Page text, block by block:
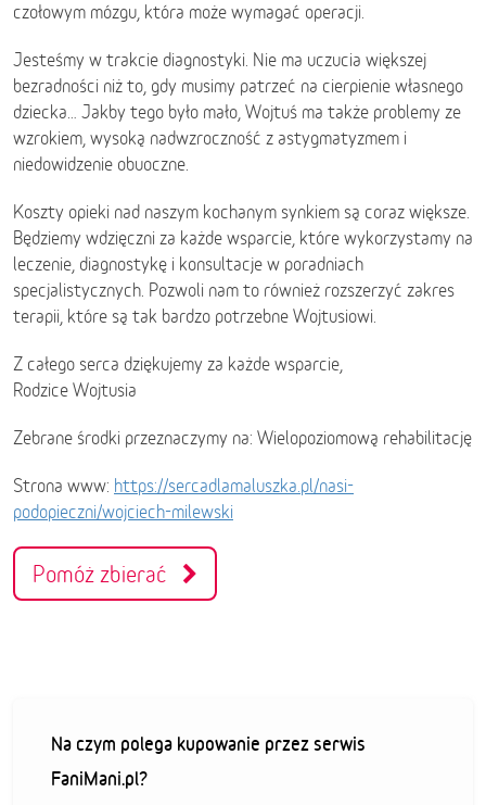
czołowym mózgu, która może wymagać operacji.
Jesteśmy w trakcie diagnostyki. Nie ma uczucia większej
bezradności niż to, gdy musimy patrzeć na cierpienie własnego
dziecka… Jakby tego było mało, Wojtuś ma także problemy ze
wzrokiem, wysoką nadwzroczność z astygmatyzmem i
niedowidzenie obuoczne.
Koszty opieki nad naszym kochanym synkiem są coraz większe.
Będziemy wdzięczni za każde wsparcie, które wykorzystamy na
leczenie, diagnostykę i konsultacje w poradniach
specjalistycznych. Pozwoli nam to również rozszerzyć zakres
terapii, które są tak bardzo potrzebne Wojtusiowi.
Z całego serca dziękujemy za każde wsparcie,
Rodzice Wojtusia
Zebrane środki przeznaczymy na: Wielopoziomową rehabilitację
Strona www: https://sercadlamaluszka.pl/nasi-
podopieczni/wojciech-milewski
Pomóż zbierać
Na czym polega kupowanie przez serwis
FaniMani.pl?